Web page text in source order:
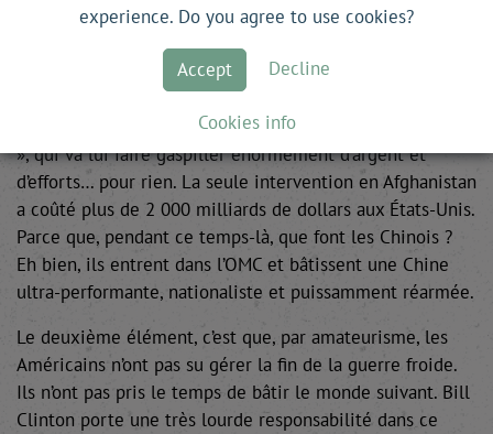
s’embarque dans 25 années de guerre contre le
terrorisme. Des guerres folles, une succession
d’escalades et d’impasses qui se sont terminées par des
retraits piteux en Syrie, en Libye, mais surtout en
Afghanistan. C’est ce que j’appelle la « grande diversion
», qui va lui faire gaspiller énormément d’argent et
d’efforts… pour rien. La seule intervention en Afghanistan
a coûté plus de 2 000 milliards de dollars aux États-Unis.
Parce que, pendant ce temps-là, que font les Chinois ?
Eh bien, ils entrent dans l’OMC et bâtissent une Chine
ultra-performante, nationaliste et puissamment réarmée.
Le deuxième élément, c’est que, par amateurisme, les
Américains n’ont pas su gérer la fin de la guerre froide.
Ils n’ont pas pris le temps de bâtir le monde suivant. Bill
Clinton porte une très lourde responsabilité dans ce
experience. Do you agree to use cookies?
Accept Decline
Cookies info